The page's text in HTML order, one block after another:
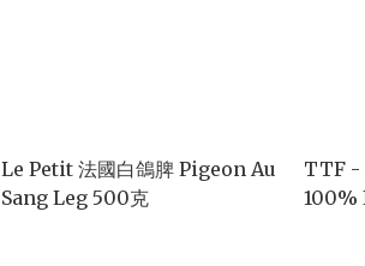
Le Petit 法國白鴿脾 Pigeon Au
Sang Leg 500克
TTF -
100%